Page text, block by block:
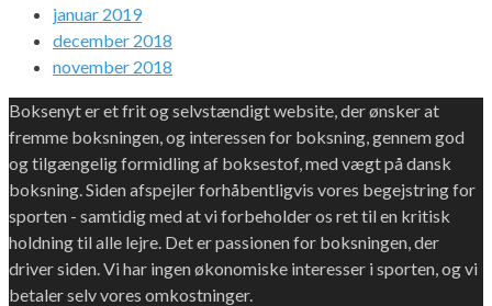
januar 2019
december 2018
november 2018
Boksenyt er et frit og selvstændigt website, der ønsker at
fremme boksningen, og interessen for boksning, gennem god
og tilgængelig formidling af boksestof, med vægt på dansk
boksning. Siden afspejler forhåbentligvis vores begejstring for
sporten - samtidig med at vi forbeholder os ret til en kritisk
holdning til alle lejre. Det er passionen for boksningen, der
driver siden. Vi har ingen økonomiske interesser i sporten, og vi
betaler selv vores omkostninger.